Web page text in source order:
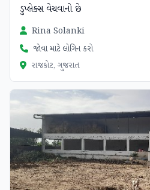
ડુપ્લેક્સ વેચવાનો છે
Rina Solanki
જોવા માટે લોગિન કરો
રાજકોટ, ગુજરાત